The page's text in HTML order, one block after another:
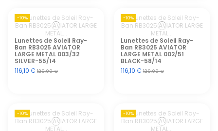
-10%
Lunettes de Soleil Ray-
Ban RB3025 AVIATOR
LARGE METAL 003/32
SILVER-55/14
116,10 €129,00 €
-10%
Lunettes de Soleil Ray-
Ban RB3025 AVIATOR
LARGE METAL 002/51
BLACK-58/14
116,10 €129,00 €
-10% -10%